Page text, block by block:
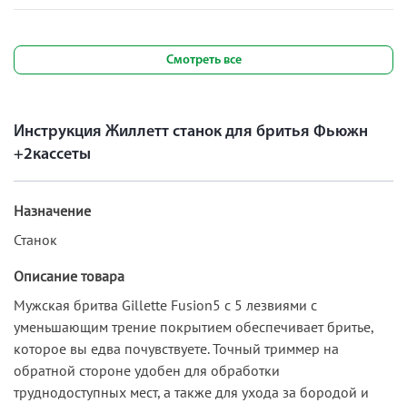
Смотреть все
Инструкция Жиллетт станок для бритья Фьюжн
+2кассеты
Назначение
Станок
Описание товара
Мужская бритва Gillette Fusion5 с 5 лезвиями с
уменьшающим трение покрытием обеспечивает бритье,
которое вы едва почувствуете. Точный триммер на
обратной стороне удобен для обработки
труднодоступных мест, а также для ухода за бородой и